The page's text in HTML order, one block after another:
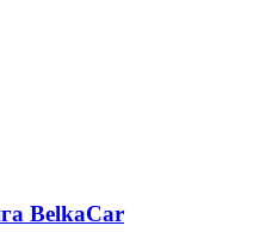
BelkaCar